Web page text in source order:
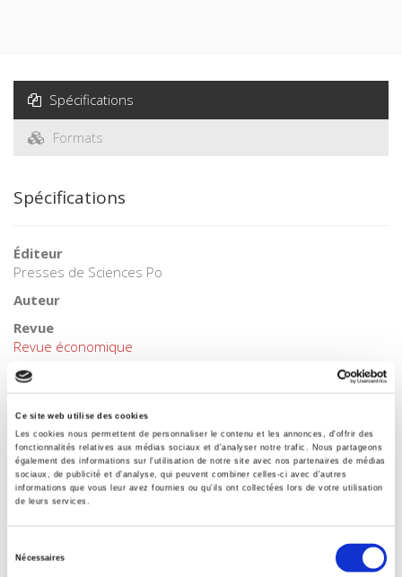
Ce site web utilise des cookies
Les cookies nous permettent de personnaliser le contenu et les annonces, d'offrir des
fonctionnalités relatives aux médias sociaux et d'analyser notre trafic. Nous partageons
également des informations sur l'utilisation de notre site avec nos partenaires de médias
sociaux, de publicité et d'analyse, qui peuvent combiner celles-ci avec d'autres
informations que vous leur avez fournies ou qu'ils ont collectées lors de votre utilisation
de leurs services.
Nécessaires
Spécifications
Formats
Spécifications
Éditeur
Presses de Sciences Po
Auteur
Revue
Revue économique
ISSN
00352764
Langue
français
Mots clés
Mendès France ,Radicalisme
Code publique Onix